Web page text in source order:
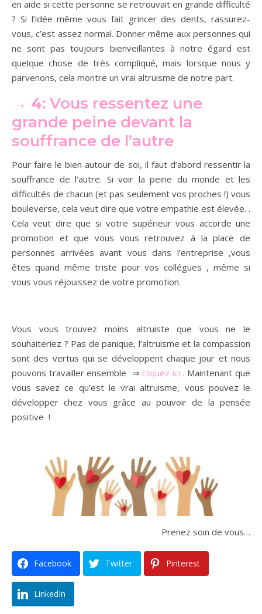
en aide si cette personne se retrouvait en grande difficulté
? Si l’idée même vous fait grincer des dents, rassurez-
vous, c’est assez normal. Donner même aux personnes qui
ne sont pas toujours bienveillantes à notre égard est
quelque chose de très compliqué, mais lorsque nous y
parvenons, cela montre un vrai altruisme de notre part.
→ 4: Vous ressentez une
grande peine devant la
souffrance de l’autre
Pour faire le bien autour de soi, il faut d’abord ressentir la
souffrance de l’autre. Si voir la peine du monde et les
difficultés de chacun (et pas seulement vos proches !) vous
bouleverse, cela veut dire que votre empathie est élevée. .
Cela veut dire que si votre supérieur vous accorde une
promotion et que vous vous retrouvez à la place de
personnes arrivées avant vous dans l’entreprise ,vous
êtes quand même triste pour vos collégues , même si
vous vous réjouissez de votre promotion.
Vous vous trouvez moins altruiste que vous ne le
souhaiteriez ? Pas de panique, l’altruisme et la compassion
sont des vertus qui se développent chaque jour et nous
pouvons travailler ensemble ⇒ cliquez ici . Maintenant que
vous savez ce qu’est le vrai altruisme, vous pouvez le
développer chez vous grâce au pouvoir de la pensée
positive !
Prenez soin de vous…
Facebook Twitter Pinterest
LinkedIn